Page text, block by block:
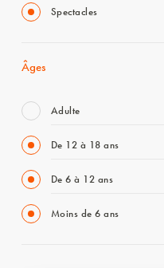
Spectacles
Âges
Adulte
De 12 à 18 ans
De 6 à 12 ans
Moins de 6 ans